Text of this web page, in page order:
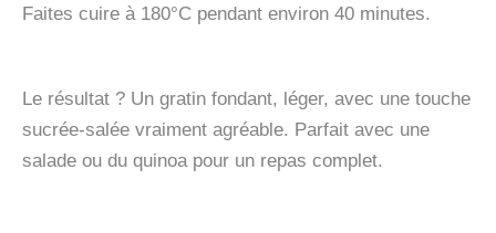
Faites cuire à 180°C pendant environ 40 minutes.
Le résultat ? Un gratin fondant, léger, avec une touche
sucrée-salée vraiment agréable. Parfait avec une
salade ou du quinoa pour un repas complet.